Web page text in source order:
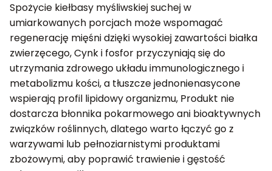
Spożycie kiełbasy myśliwskiej suchej w
umiarkowanych porcjach może wspomagać
regenerację mięśni dzięki wysokiej zawartości białka
zwierzęcego, Cynk i fosfor przyczyniają się do
utrzymania zdrowego układu immunologicznego i
metabolizmu kości, a tłuszcze jednonienasycone
wspierają profil lipidowy organizmu, Produkt nie
dostarcza błonnika pokarmowego ani bioaktywnych
związków roślinnych, dlatego warto łączyć go z
warzywami lub pełnoziarnistymi produktami
zbożowymi, aby poprawić trawienie i gęstość